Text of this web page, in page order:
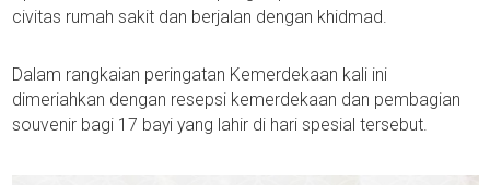
civitas rumah sakit dan berjalan dengan khidmad.
Dalam rangkaian peringatan Kemerdekaan kali ini
dimeriahkan dengan resepsi kemerdekaan dan pembagian
souvenir bagi 17 bayi yang lahir di hari spesial tersebut.